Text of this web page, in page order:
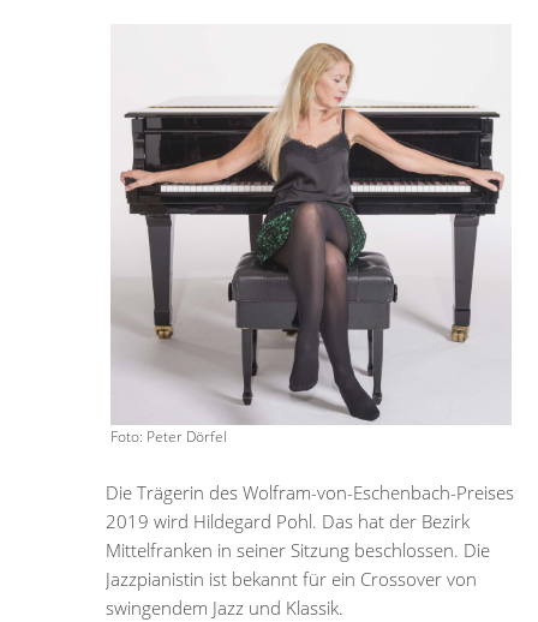
Foto: Peter Dörfel
Die Trägerin des Wolfram-von-Eschenbach-Preises
2019 wird Hildegard Pohl. Das hat der Bezirk
Mittelfranken in seiner Sitzung beschlossen. Die
Jazzpianistin ist bekannt für ein Crossover von
swingendem Jazz und Klassik.